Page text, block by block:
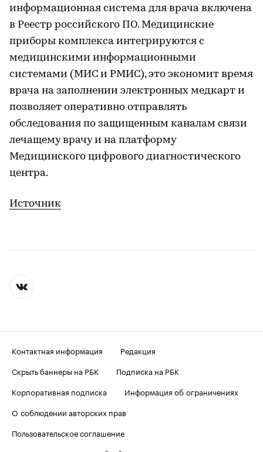
информационная система для врача включена
в Реестр российского ПО. Медицинские
приборы комплекса интегрируются с
медицинскими информационными
системами (МИС и РМИС), это экономит время
врача на заполнении электронных медкарт и
позволяет оперативно отправлять
обследования по защищенным каналам связи
лечащему врачу и на платформу
Медицинского цифрового диагностического
центра.
Источник
Контактная информация
Редакция
Скрыть баннеры на РБК
Подписка на РБК
Корпоративная подписка
Информация об ограничениях
О соблюдении авторских прав
Пользовательское соглашение